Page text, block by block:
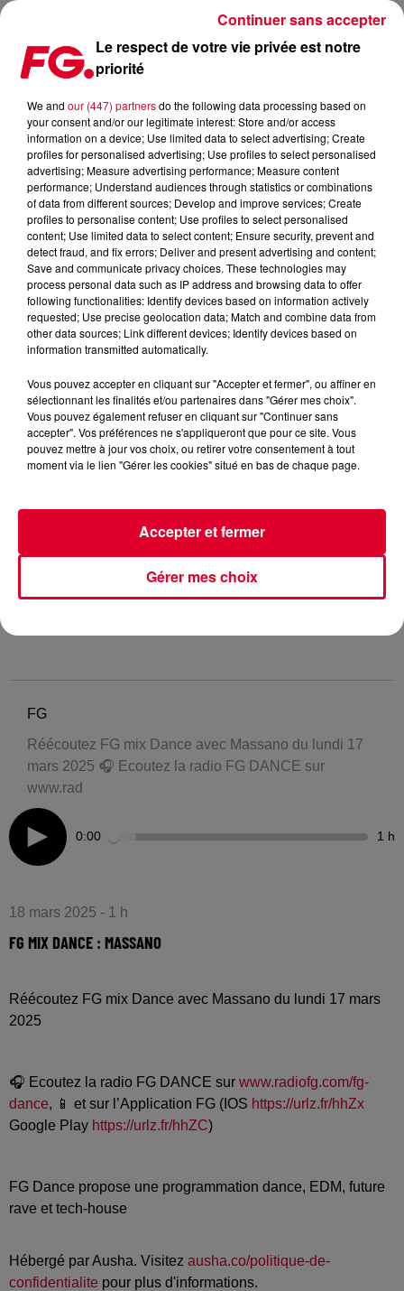
FG MIX DANCE : MASSANO
FG
Réécoutez FG mix Dance avec Massano du lundi 17
mars 2025 🎧 Ecoutez la radio FG DANCE sur
www.rad
0:00 1 h
18 mars 2025 - 1 h
FG MIX DANCE : MASSANO
Réécoutez FG mix Dance avec Massano du lundi 17 mars
2025
🎧 Ecoutez la radio FG DANCE sur www.radiofg.com/fg-
dance, 📱 et sur l’Application FG (IOS https://urlz.fr/hhZx
Google Play https://urlz.fr/hhZC)
FG Dance propose une programmation dance, EDM, future
rave et tech-house
Hébergé par Ausha. Visitez ausha.co/politique-de-
confidentialite pour plus d'informations.
Le respect de votre vie privée est notre
priorité
We and our (447) partnersdo the following data processing based on
your consent and/or our legitimate interest: Store and/or access
information on a device; Use limited data to select advertising; Create
profiles for personalised advertising; Use profiles to select personalised
advertising; Measure advertising performance; Measure content
performance; Understand audiences through statistics or combinations
of data from different sources; Develop and improve services; Create
profiles to personalise content; Use profiles to select personalised
content; Use limited data to select content; Ensure security, prevent and
detect fraud, and fix errors; Deliver and present advertising and content;
Save and communicate privacy choices. These technologies may
process personal data such as IP address and browsing data to offer
following functionalities: Identify devices based on information actively
requested; Use precise geolocation data; Match and combine data from
other data sources; Link different devices; Identify devices based on
information transmitted automatically.
Vous pouvez accepter en cliquant sur "Accepter et fermer", ou affiner en
sélectionnant les finalités et/ou partenaires dans "Gérer mes choix".
Vous pouvez également refuser en cliquant sur "Continuer sans
accepter". Vos préférences ne s'appliqueront que pour ce site. Vous
pouvez mettre à jour vos choix, ou retirer votre consentement à tout
moment via le lien "Gérer les cookies" situé en bas de chaque page.
Gérer mes choix
Accepter et fermer
Continuer sans accepter